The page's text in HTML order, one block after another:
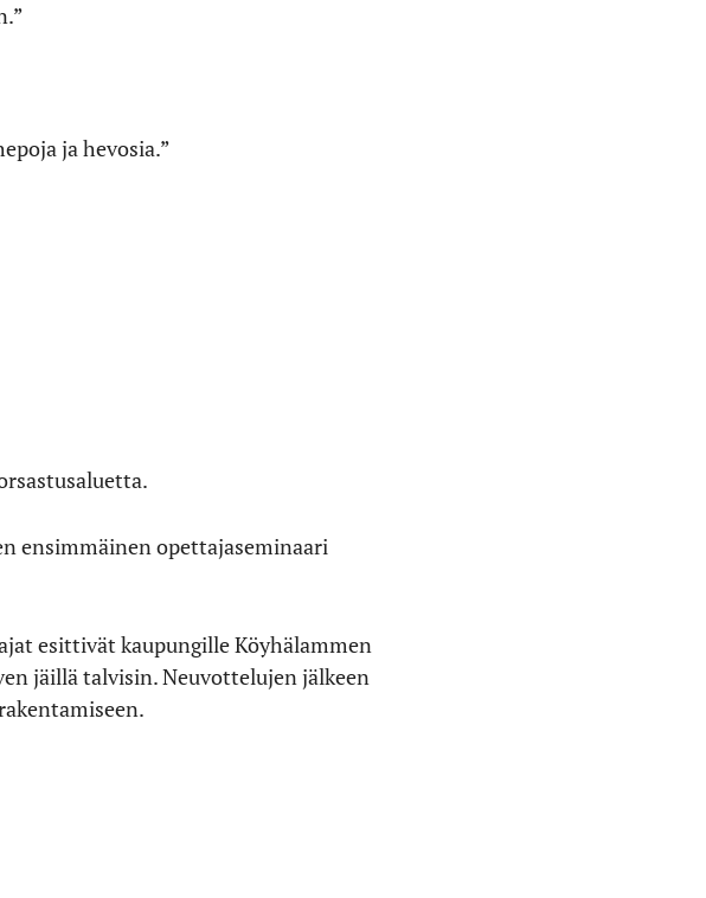
ja hevosia.”
ensimmäinen opettajaseminaari
esittivät kaupungille Köyhälammen
jäillä talvisin. Neuvottelujen jälkeen